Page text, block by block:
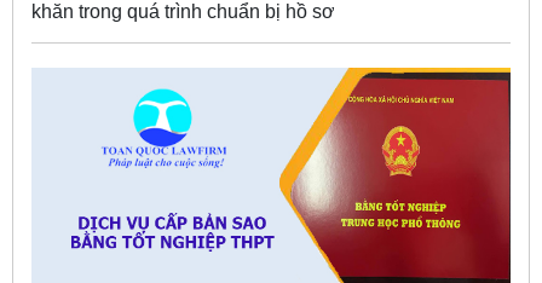
khăn trong quá trình chuẩn bị hồ sơ